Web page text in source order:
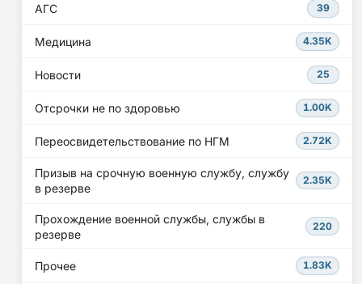
АГС 39
Медицина 4.35K
Новости 25
Отсрочки не по здоровью 1.00K
Переосвидетельствование по НГМ 2.72K
Призыв на срочную военную службу, службу
в резерве
2.35K
Прохождение военной службы, службы в
резерве
220
Прочее 1.83K